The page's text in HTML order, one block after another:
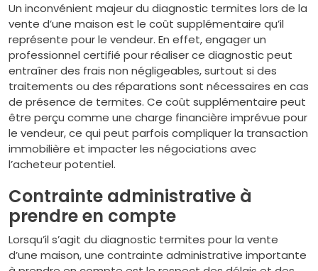
Un inconvénient majeur du diagnostic termites lors de la
vente d’une maison est le coût supplémentaire qu’il
représente pour le vendeur. En effet, engager un
professionnel certifié pour réaliser ce diagnostic peut
entraîner des frais non négligeables, surtout si des
traitements ou des réparations sont nécessaires en cas
de présence de termites. Ce coût supplémentaire peut
être perçu comme une charge financière imprévue pour
le vendeur, ce qui peut parfois compliquer la transaction
immobilière et impacter les négociations avec
l’acheteur potentiel.
Contrainte administrative à
prendre en compte
Lorsqu’il s’agit du diagnostic termites pour la vente
d’une maison, une contrainte administrative importante